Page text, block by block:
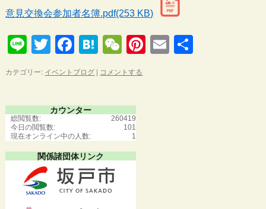
意見交換会参加者名簿.pdf(253 KB)
LineTwitterFacebook
Hatena
WeChat
Pinterest
Email
カテゴリー: イベントブログ | コメントする
カウンター
260419
総閲覧数:
101
今日の閲覧数:
1
現在オンライン中の人数:
関係諸団体リンク